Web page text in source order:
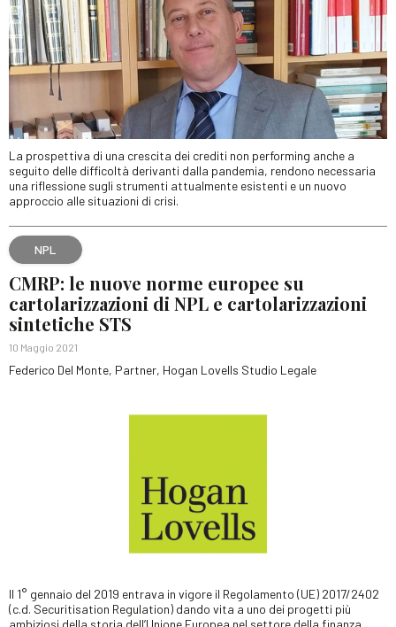
La prospettiva di una crescita dei crediti non performing anche a
seguito delle difficoltà derivanti dalla pandemia, rendono necessaria
una riflessione sugli strumenti attualmente esistenti e un nuovo
approccio alle situazioni di crisi.
NPL
CMRP: le nuove norme europee su
cartolarizzazioni di NPL e cartolarizzazioni
sintetiche STS
10 Maggio 2021
Federico Del Monte, Partner, Hogan Lovells Studio Legale
Il 1° gennaio del 2019 entrava in vigore il Regolamento (UE) 2017/2402
(c.d. Securitisation Regulation) dando vita a uno dei progetti più